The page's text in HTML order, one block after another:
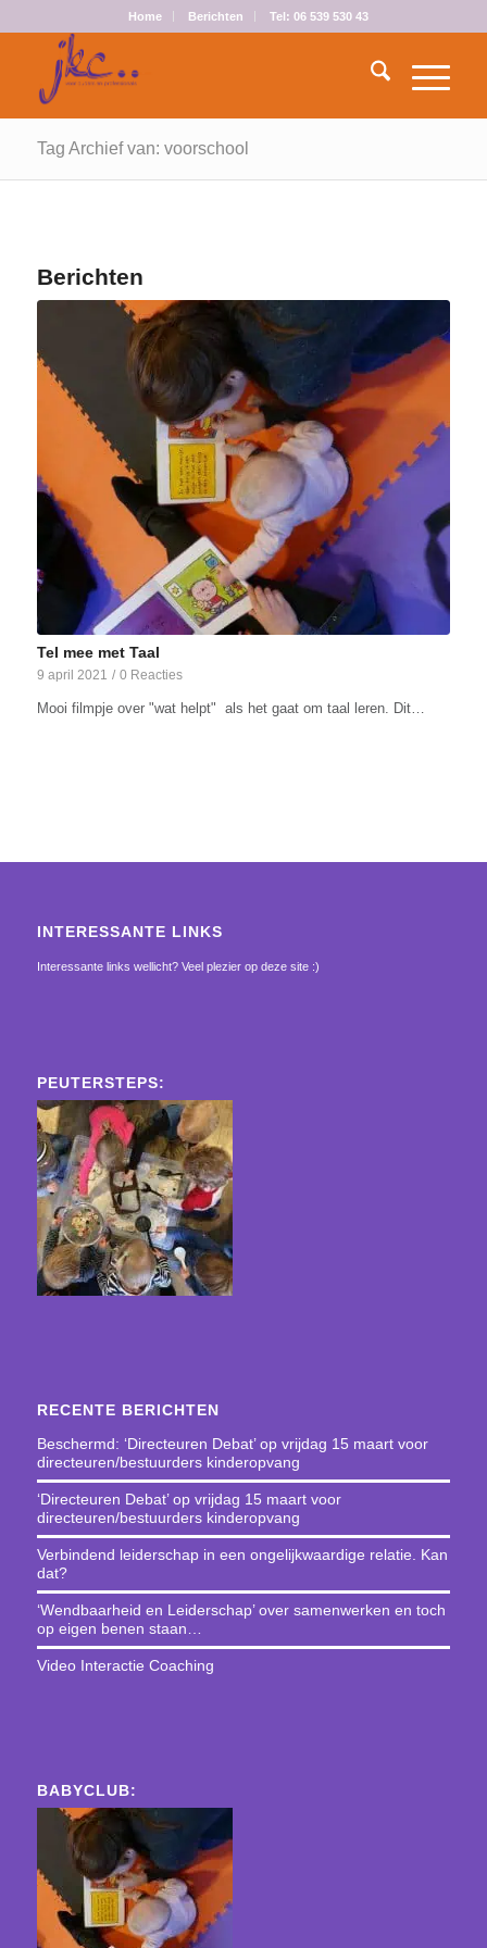
Home Berichten Tel: 06 539 530 43
Tag Archief van: voorschool
Berichten
Tel mee met Taal
9 april 2021 / 0 Reacties
Mooi filmpje over "wat helpt" als het gaat om taal leren. Dit…
INTERESSANTE LINKS
Interessante links wellicht? Veel plezier op deze site :)
PEUTERSTEPS:
RECENTE BERICHTEN
Beschermd: ‘Directeuren Debat’ op vrijdag 15 maart voor
directeuren/bestuurders kinderopvang
‘Directeuren Debat’ op vrijdag 15 maart voor
directeuren/bestuurders kinderopvang
Verbindend leiderschap in een ongelijkwaardige relatie. Kan
dat?
‘Wendbaarheid en Leiderschap’ over samenwerken en toch
op eigen benen staan…
Video Interactie Coaching
BABYCLUB: